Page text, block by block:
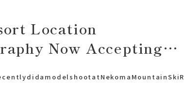
Location
Now Accepting